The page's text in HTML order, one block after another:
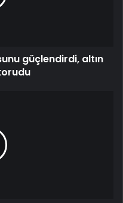
güçlendirdi, altın